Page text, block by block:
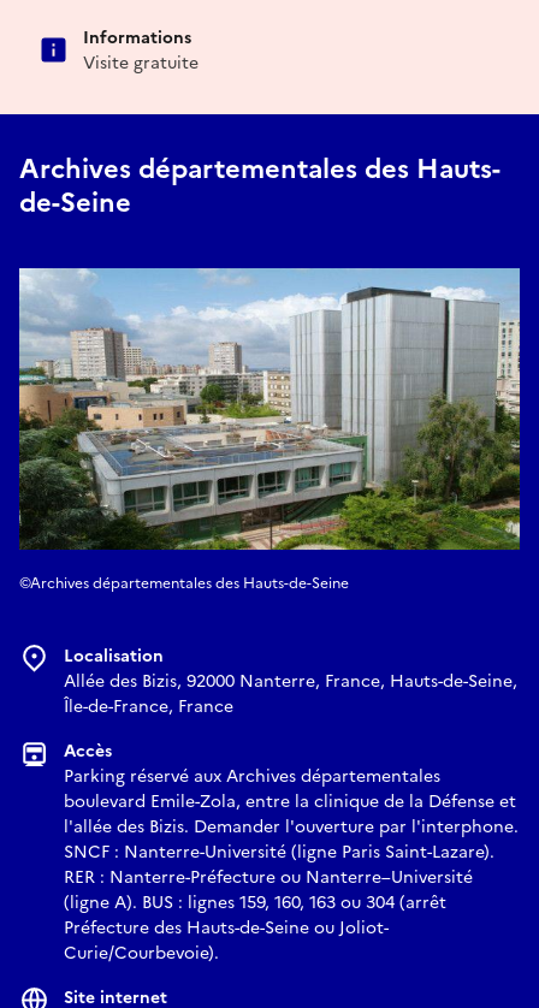
Informations
Visite gratuite
Archives départementales des Hauts-
de-Seine
©Archives départementales des Hauts-de-Seine
Localisation
Allée des Bizis, 92000 Nanterre, France, Hauts-de-Seine,
Île-de-France, France
Accès
Parking réservé aux Archives départementales
boulevard Emile-Zola, entre la clinique de la Défense et
l'allée des Bizis. Demander l'ouverture par l'interphone.
SNCF : Nanterre-Université (ligne Paris Saint-Lazare).
RER : Nanterre-Préfecture ou Nanterre–Université
(ligne A). BUS : lignes 159, 160, 163 ou 304 (arrêt
Préfecture des Hauts-de-Seine ou Joliot-
Curie/Courbevoie).
Site internet